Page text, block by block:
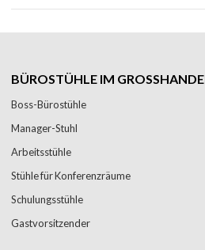
BÜROSTÜHLE IM GROSSHANDEL
Boss-Bürostühle
Manager-Stuhl
Arbeitsstühle
Stühle für Konferenzräume
Schulungsstühle
Gastvorsitzender